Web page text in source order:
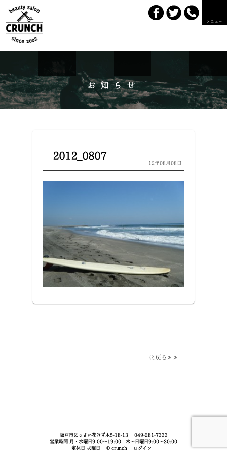
メニュー
お知らせ
2012_0807
12年08月08日
に戻る≫≫
坂戸市にっさい花みず木5-18-13
049-281-7333
営業時間 月・水曜日9:00～19:00 木～日曜日9:00～20:00
定休日 火曜日
©crunch ログイン